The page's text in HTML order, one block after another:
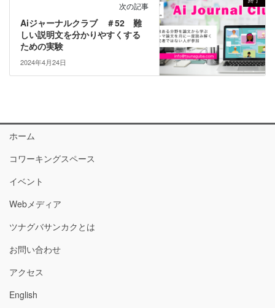
次の記事
Aiジャーナルクラブ ＃52 難
しい説明文を分かりやすくする
ための実験
2024年4月24日
ホーム
コワーキングスペース
イベント
Webメディア
ツナグバサンカクとは
お問い合わせ
アクセス
English